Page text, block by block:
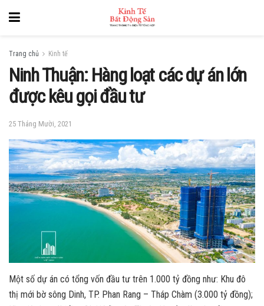
Trang chủ Kinh tế
Ninh Thuận: Hàng loạt các dự án lớn
được kêu gọi đầu tư
25 Tháng Mười, 2021
Một số dự án có tổng vốn đầu tư trên 1.000 tỷ đồng như: Khu đô
thị mới bờ sông Dinh, TP. Phan Rang – Tháp Chàm (3.000 tỷ đồng);